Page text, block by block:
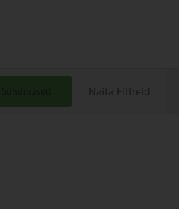
Näita Filtreid